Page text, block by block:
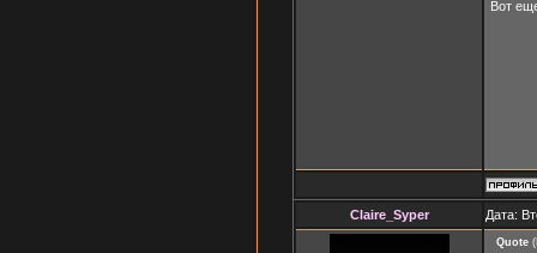
Вот
Claire_Syper Дата:
Quote (